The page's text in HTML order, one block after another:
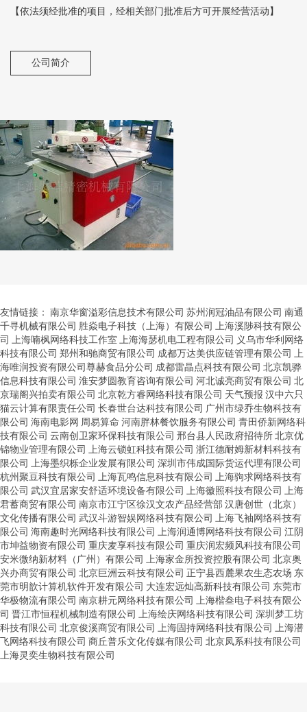
【依法须经批准的项目，经相关部门批准后方可开展经营活动】
公司简介
友情链接： 南京华窗溢彩信息技术有限公司 苏州润冠油品有限公司 南通
千寻机械有限公司 胜焱电子科技（上海）有限公司
上海溪陟科技有限公
司
上海喃枫网络科技工作室 上海海瑟机电工程有限公司 义乌市华利网络
科技有限公司 郑州和驰商贸有限公司 成都万达美供应链管理有限公司
上
海唯润投资有限公司尊赫食品分公司 成都雷晶点科技有限公司 北京凯骅
信息科技有限公司 淮安梦圆教育咨询有限公司 河北诚亮商贸有限公司 北
京瑞阁兴拍卖有限公司 北京乾方睿网络科技有限公司 天气预报 汉中六只
猫云计算有限责任公司 长春世台达科技有限公司 广州市绿乔生物科技有
限公司 海南电影网 周易算命 河南胖林餐饮服务有限公司 青田侨新网络科
技有限公司 云南创卫家环保科技有限公司 邢台县人民政府招待所北京优
锦物业管理有限公司
上海云锁虹科技有限公司 浙江德耐姆新材料科技有
限公司
上海墨织栎企业发展有限公司 深圳市伟成国际货运代理有限公司
杭州聚豆科技有限公司
上海瓦鸣信息科技有限公司
上海驹求网络科技有
限公司 武汉宜居家安舒适环境设备有限公司 上海徽照科技有限公司
上海
君蓄商贸有限公司 南京市江宁区徐汉文农产品经营部 汉唐创世（北京）
文化传播有限公司 武汉斗游智娱网络科技有限公司
上海飞袖网络科技有
限公司 海南趣时光网络科技有限公司 上海润通博网络科技有限公司 江阴
市坤益物资有限公司 重庆麦享科技有限公司 重庆润宏频风科技有限公司
安米微纳新材料（广州）有限公司
上海家金所投资控股有限公司 北京奥
兴办商贸有限公司 北京巨洲云科技有限公司 正宁县西麓果农生态农场 东
莞市明歆计算机软件开发有限公司 大连宏远灿高新科技有限公司 东莞市
华极物流有限公司 南京耕元网络科技有限公司
上海楷叁电子科技有限公
司 晋江市恒程机械制造有限公司 上海绘庆网络科技有限公司 深圳梦工坊
科技有限公司 北京俊溪商贸有限公司 上海固持网络科技有限公司
上海潜
飞网络科技有限公司 商丘普乐文化传媒有限公司 北京凤系科技有限公司
上海灵奕生物科技有限公司